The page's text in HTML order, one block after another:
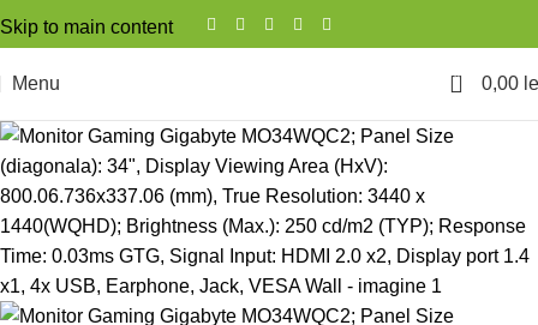
Skip to main content
Menu 0 0,00